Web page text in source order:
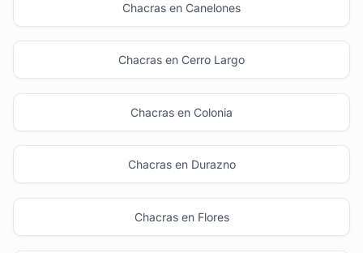
Chacras en Canelones
Chacras en Cerro Largo
Chacras en Colonia
Chacras en Durazno
Chacras en Flores